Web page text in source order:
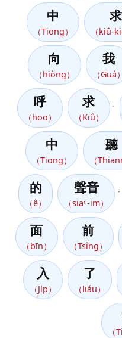
中
（Tiong） （kiû-
向
（hiòng）
我
（Guá）
呼
（hoo）
求
（Kiû）
中
（Tiong）
聽
（
的
（ê）
聲音
（siaⁿ-im）
；
面
（bīn）
前
（Tsîng）
入
（Ji̍p）
了
（liáu）
（